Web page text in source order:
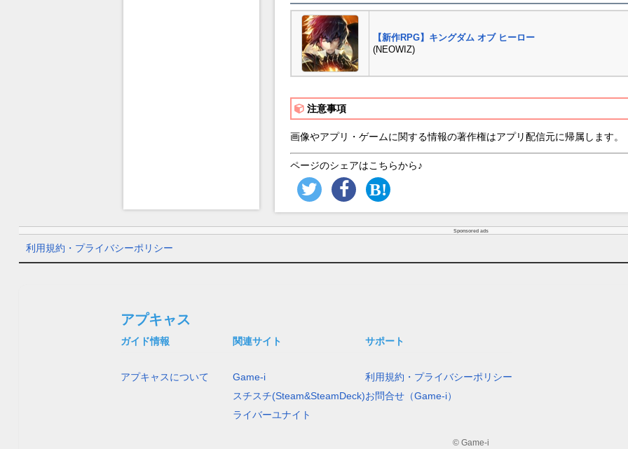
【新作RPG】キングダム オブ ヒーロー
(NEOWIZ)
注意事項
画像やアプリ・ゲームに関する情報の著作権はアプリ配信元に帰属します。
ページのシェアはこちらから♪
Sponsored ads
利用規約・プライバシーポリシー
アプキャス
ガイド情報
アプキャスについて
関連サイト
Game-i
スチスチ(Steam&SteamDeck)
ライバーユナイト
サポート
利用規約・プライバシーポリシー
お問合せ（Game-i）
© Game-i